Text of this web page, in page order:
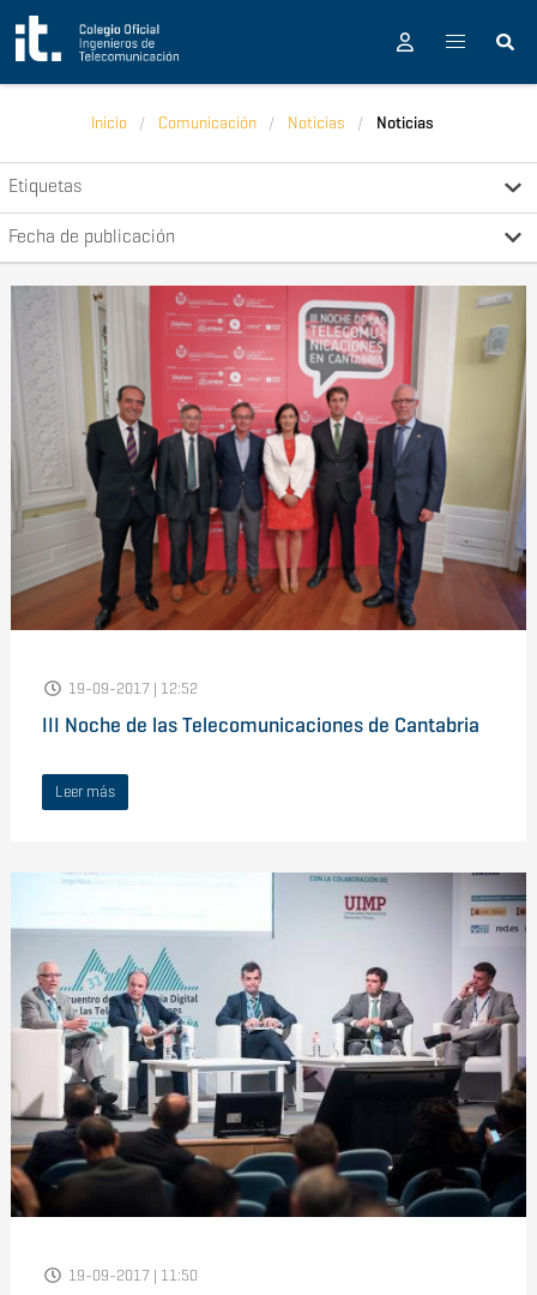
Pasar al contenido principal
Inicio Comunicación Noticias Noticias
Etiquetas
Fecha de publicación
19-09-2017 | 12:52
III Noche de las Telecomunicaciones de Cantabria
Leer más
19-09-2017 | 11:50